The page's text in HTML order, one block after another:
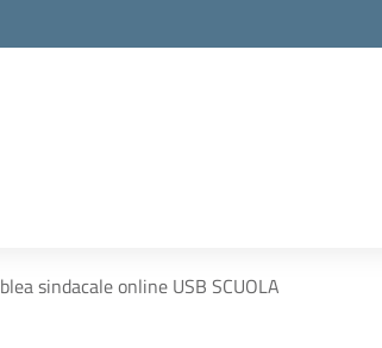
sindacale online USB SCUOLA